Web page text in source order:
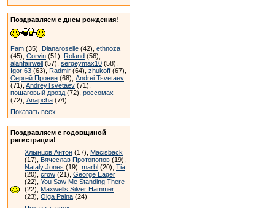
Поздравляем с днем рождения!
Fam (35), Dianaroselle (42), ethnoza
(45), Corvin (51), Roland (56),
alanfairwell (57), sergeymax10 (58),
Igor 63 (63), Radmir (64), zhukoff (67),
Сергей Пронин (68), Andrei Tsvetaev
(71), AndreyTsvetaev (71),
пошаговый дрозд (72), россомах
(72), Anapcha (74)
Показать всех
Поздравляем с годовщиной
регистрации!
Хлынцов Антон (17), Macisback
(17), Вячеслав Протопопов (19),
Nataly Jones (19), marbl (20), Tia
(20), crow (21), George Eager
(22), You Saw Me Standing There
(22), Maxwells Silver Hammer
(23), Olga Palna (24)